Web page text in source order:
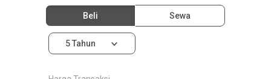
Beli Sewa
5 Tahun